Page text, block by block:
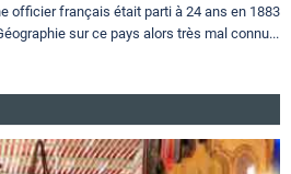
officier français était parti à 24 ans en 1883
sur ce pays alors très mal connu...